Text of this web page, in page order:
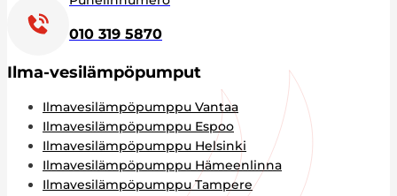
010 319 5870
Ilma-vesilämpöpumput
Ilmavesilämpöpumppu Vantaa
Ilmavesilämpöpumppu Espoo
Ilmavesilämpöpumppu Helsinki
Ilmavesilämpöpumppu Hämeenlinna
Ilmavesilämpöpumppu Tampere